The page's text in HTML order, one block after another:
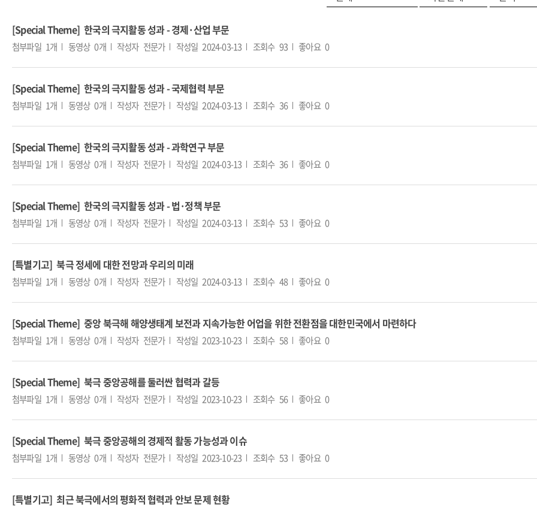
[Special Theme] 한국의 극지활동 성과 - 경제·산업 부문
첨부파일 1개 동영상 0개 작성자 전문가 작성일 2024-03-13 조회수 93 좋아요 0
[Special Theme] 한국의 극지활동 성과 - 국제협력 부문
첨부파일 1개 동영상 0개 작성자 전문가 작성일 2024-03-13 조회수 36 좋아요 0
[Special Theme] 한국의 극지활동 성과 - 과학연구 부문
첨부파일 1개 동영상 0개 작성자 전문가 작성일 2024-03-13 조회수 36 좋아요 0
[Special Theme] 한국의 극지활동 성과 - 법·정책 부문
첨부파일 1개 동영상 0개 작성자 전문가 작성일 2024-03-13 조회수 53 좋아요 0
[특별기고] 북극 정세에 대한 전망과 우리의 미래
첨부파일 1개 동영상 0개 작성자 전문가 작성일 2024-03-13 조회수 48 좋아요 0
[Special Theme] 중앙 북극해 해양생태계 보전과 지속가능한 어업을 위한 전환점을 대한민국에서 마련하다
첨부파일 1개 동영상 0개 작성자 전문가 작성일 2023-10-23 조회수 58 좋아요 0
[Special Theme] 북극 중앙공해를 둘러싼 협력과 갈등
첨부파일 1개 동영상 0개 작성자 전문가 작성일 2023-10-23 조회수 56 좋아요 0
[Special Theme] 북극 중앙공해의 경제적 활동 가능성과 이슈
첨부파일 1개 동영상 0개 작성자 전문가 작성일 2023-10-23 조회수 53 좋아요 0
[특별기고] 최근 북극에서의 평화적 협력과 안보 문제 현황